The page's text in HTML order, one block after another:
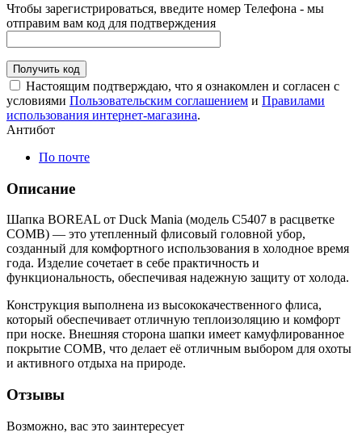
Чтобы зарегистрироваться, введите номер Телефона - мы
отправим вам код для подтверждения
Получить код
Настоящим подтверждаю, что я ознакомлен и согласен с
условиями Пользовательским соглашением и Правилами
использования интернет-магазина.
Антибот
По почте
Описание
Шапка BOREAL от Duck Mania (модель С5407 в расцветке
COMB) — это утепленный флисовый головной убор,
созданный для комфортного использования в холодное время
года. Изделие сочетает в себе практичность и
функциональность, обеспечивая надежную защиту от холода.
Конструкция выполнена из высококачественного флиса,
который обеспечивает отличную теплоизоляцию и комфорт
при носке. Внешняя сторона шапки имеет камуфлированное
покрытие COMB, что делает её отличным выбором для охоты
и активного отдыха на природе.
Отзывы
Возможно, вас это заинтересует